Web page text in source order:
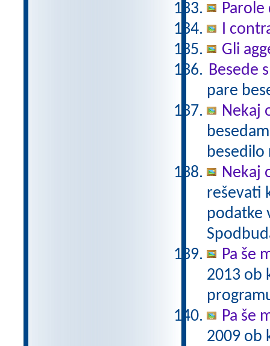
Parole
I
Gli
Besede
pare
Nekaj
besedilo
Nekaj
reševati
podatke
Pa še
2013 ob
Pa še
2009 ob